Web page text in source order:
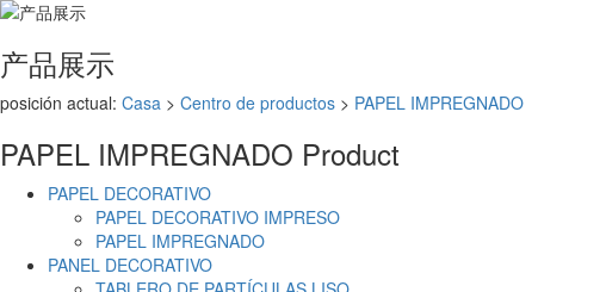
产品展示
posición actual: Casa > Centro de productos > PAPEL IMPREGNADO
PAPEL IMPREGNADO Product
PAPEL DECORATIVO
PAPEL DECORATIVO IMPRESO
PAPEL IMPREGNADO
PANEL DECORATIVO